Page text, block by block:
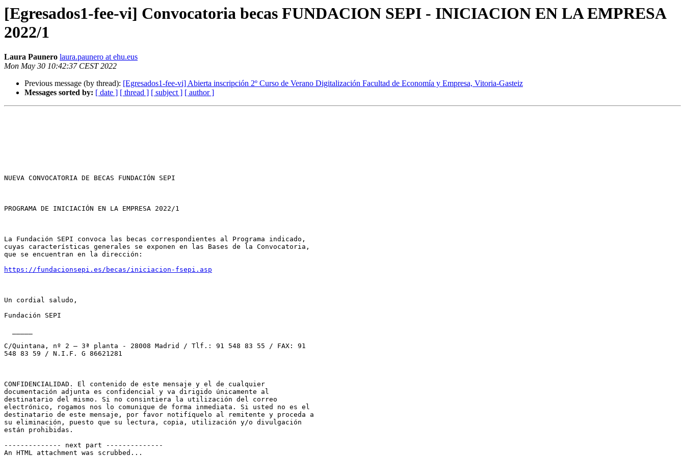
[Egresados1-fee-vi] Convocatoria becas FUNDACION SEPI - INICIACION EN LA EMPRESA
2022/1
Laura Paunero laura.paunero at ehu.eus
Mon May 30 10:42:37 CEST 2022
Previous message (by thread): [Egresados1-fee-vi] Abierta inscripción 2º Curso de Verano Digitalización Facultad de Economía y Empresa, Vitoria-Gasteiz
Messages sorted by: [ date ] [ thread ] [ subject ] [ author ]
NUEVA CONVOCATORIA DE BECAS FUNDACIÓN SEPI
PROGRAMA DE INICIACIÓN EN LA EMPRESA 2022/1
La Fundación SEPI convoca las becas correspondientes al Programa indicado,
cuyas características generales se exponen en las Bases de la Convocatoria,
que se encuentran en la dirección:
https://fundacionsepi.es/becas/iniciacion-fsepi.asp
Un cordial saludo,
Fundación SEPI
C/Quintana, nº 2 – 3ª planta - 28008 Madrid / Tlf.: 91 548 83 55 / FAX: 91
548 83 59 / N.I.F. G 86621281
CONFIDENCIALIDAD. El contenido de este mensaje y el de cualquier
documentación adjunta es confidencial y va dirigido únicamente al
destinatario del mismo. Si no consintiera la utilización del correo
electrónico, rogamos nos lo comunique de forma inmediata. Si usted no es el
destinatario de este mensaje, por favor notifíquelo al remitente y proceda a
su eliminación, puesto que su lectura, copia, utilización y/o divulgación
están prohibidas.
-------------- next part --------------
An HTML attachment was scrubbed...